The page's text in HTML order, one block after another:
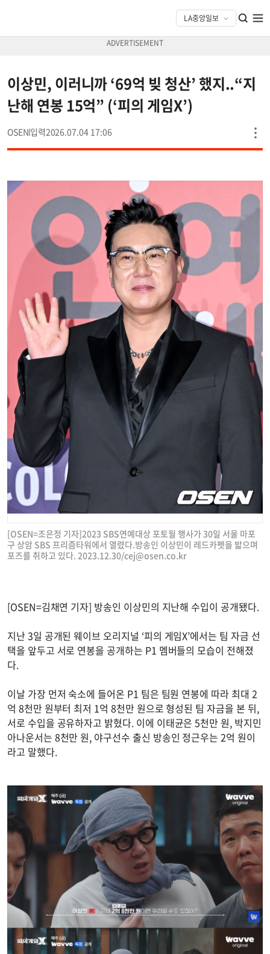
이상민, 이러니까 ‘69억 빚 청산’ 했지..“지
난해 연봉 15억” (‘피의 게임X’)
OSEN 2026.07.04 17:06
[OSEN=조은정 기자]2023 SBS연예대상 포토월 행사가 30일 서울 마포
구 상암 SBS 프리즘타워에서 열렸다.방송인 이상민이 레드카펫을 밟으며
포즈를 취하고 있다. 2023.12.30/cej@osen.co.kr
[OSEN=김채연 기자] 방송인 이상민의 지난해 수입이 공개됐다.
지난 3일 공개된 웨이브 오리지널 ‘피의 게임X’에서는 팀 자금 선
택을 앞두고 서로 연봉을 공개하는 P1 멤버들의 모습이 전해졌
다.
이날 가장 먼저 숙소에 들어온 P1 팀은 팀원 연봉에 따라 최대 2
억 8천만 원부터 최저 1억 8천만 원으로 형성된 팀 자금을 본 뒤,
서로 수입을 공유하자고 밝혔다. 이에 이태균은 5천만 원, 박지민
아나운서는 8천만 원, 야구선수 출신 방송인 정근우는 2억 원이
라고 말했다.